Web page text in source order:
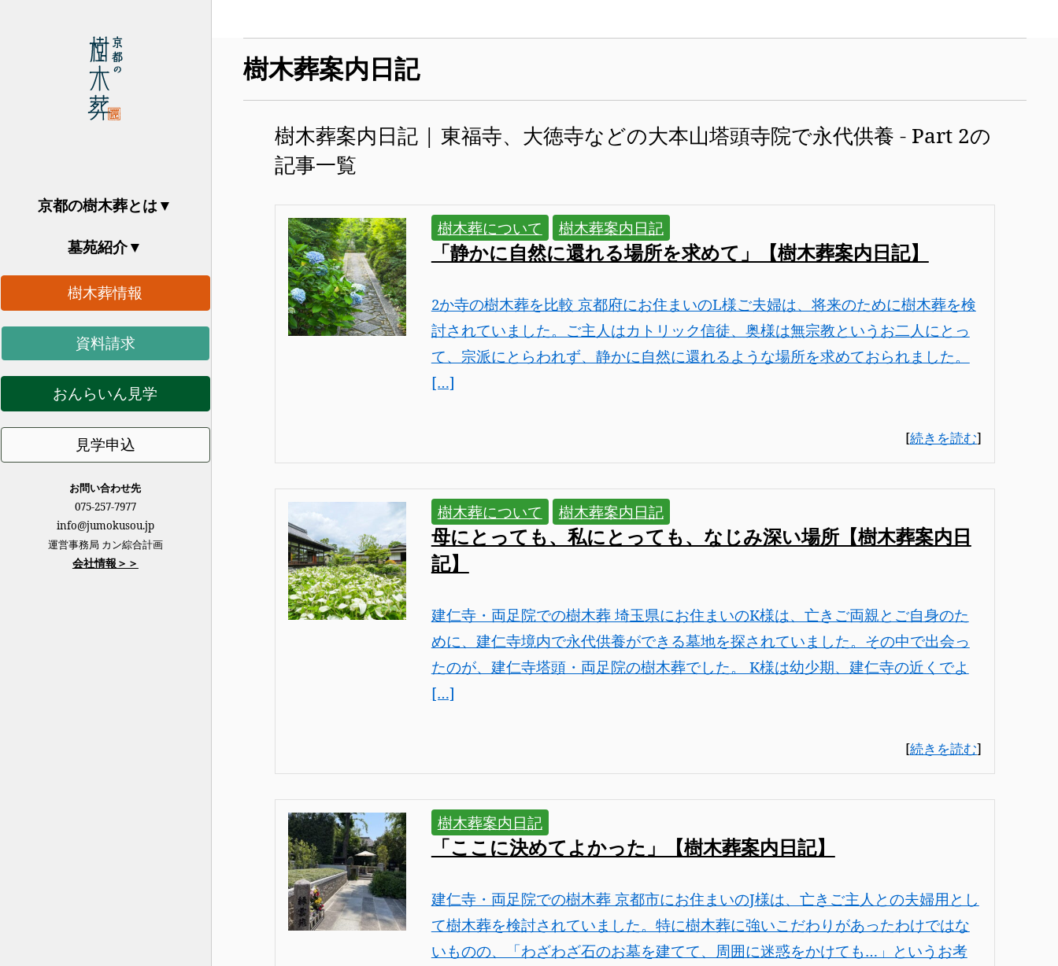
京都の樹木葬とは
墓苑紹介
樹木葬情報
資料請求
おんらいん見学
見学申込
お問い合わせ先
075-257-7977
info@jumokusou.jp
運営事務局 カン綜合計画
会社情報＞＞
樹木葬案内日記
樹木葬案内日記 | 東福寺、大徳寺などの大本山塔頭寺院で永代供養 - Part 2の
記事一覧
樹木葬について 樹木葬案内日記
「静かに自然に還れる場所を求めて」【樹木葬案内日記】
2か寺の樹木葬を比較 京都府にお住まいのL様ご夫婦は、将来のために樹木葬を検
討されていました。ご主人はカトリック信徒、奥様は無宗教というお二人にとっ
て、宗派にとらわれず、静かに自然に還れるような場所を求めておられました。
[…]
[続きを読む]
樹木葬について 樹木葬案内日記
母にとっても、私にとっても、なじみ深い場所【樹木葬案内日
記】
建仁寺・両足院での樹木葬 埼玉県にお住まいのK様は、亡きご両親とご自身のた
めに、建仁寺境内で永代供養ができる墓地を探されていました。その中で出会っ
たのが、建仁寺塔頭・両足院の樹木葬でした。 K様は幼少期、建仁寺の近くでよ
[…]
[続きを読む]
樹木葬案内日記
「ここに決めてよかった」【樹木葬案内日記】
建仁寺・両足院での樹木葬 京都市にお住まいのJ様は、亡きご主人との夫婦用とし
て樹木葬を検討されていました。特に樹木葬に強いこだわりがあったわけではな
いものの、「わざわざ石のお墓を建てて、周囲に迷惑をかけても…」というお考